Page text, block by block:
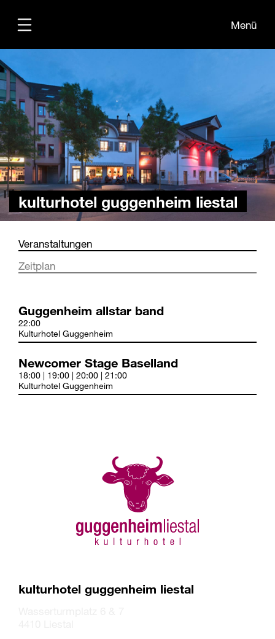
Übersicht
Medien
Kontakt
Menü
kulturhotel guggenheim liestal
Veranstaltungen
Zeitplan
Guggenheim allstar band
22:00
Kulturhotel Guggenheim
Newcomer Stage Baselland
18:00 | 19:00 | 20:00 | 21:00
Kulturhotel Guggenheim
kulturhotel guggenheim liestal